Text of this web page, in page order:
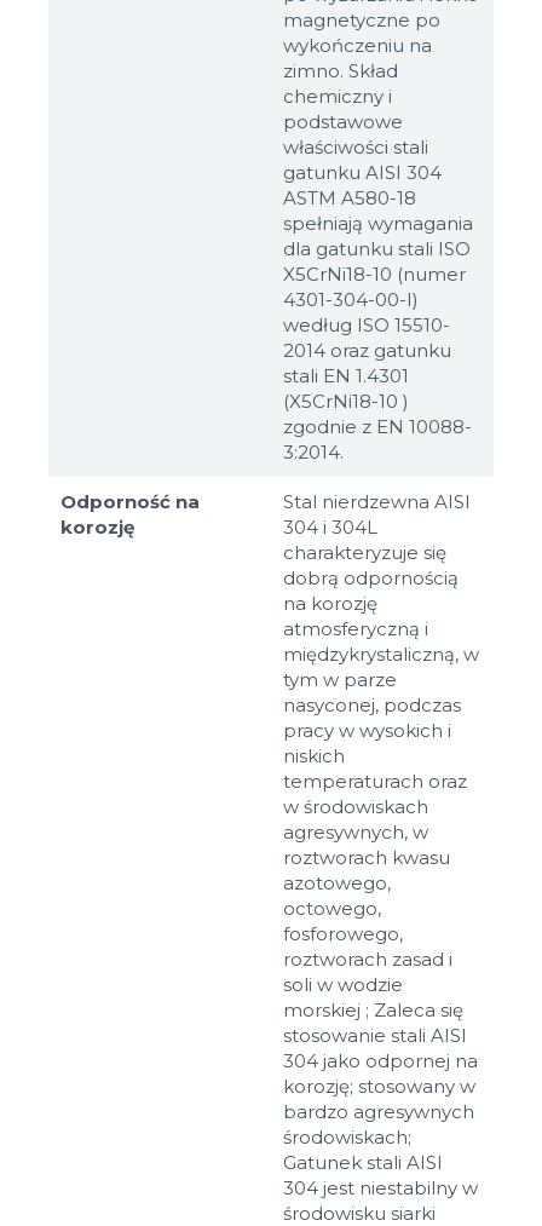
magnetyczne po
wykończeniu na
zimno. Skład
chemiczny i
podstawowe
właściwości stali
gatunku AISI 304
ASTM A580-18
spełniają wymagania
dla gatunku stali ISO
X5CrNi18-10 (numer
4301-304-00-I)
według ISO 15510-
2014 oraz gatunku
stali EN 1.4301
(X5CrNi18-10 )
zgodnie z EN 10088-
3:2014.
Odporność na
korozję
Stal nierdzewna AISI
304 i 304L
charakteryzuje się
dobrą odpornością
na korozję
atmosferyczną i
międzykrystaliczną, w
tym w parze
nasyconej, podczas
pracy w wysokich i
niskich
temperaturach oraz
w środowiskach
agresywnych, w
roztworach kwasu
azotowego,
octowego,
fosforowego,
roztworach zasad i
soli w wodzie
morskiej ; Zaleca się
stosowanie stali AISI
304 jako odpornej na
korozję; stosowany w
bardzo agresywnych
środowiskach;
Gatunek stali AISI
304 jest niestabilny w
środowisku siarki